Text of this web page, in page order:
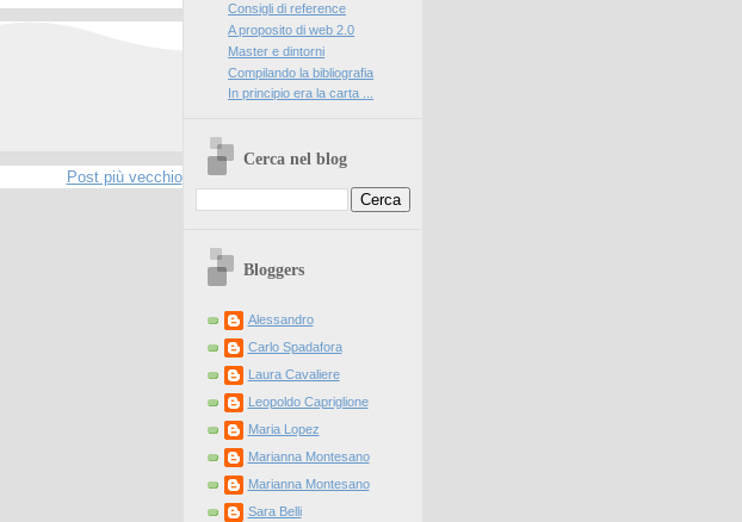
Post più vecchio
Consigli di reference
A proposito di web 2.0
Master e dintorni
Compilando la bibliografia
In principio era la carta ...
Cerca nel blog
Bloggers
Alessandro
Carlo Spadafora
Laura Cavaliere
Leopoldo Capriglione
Maria Lopez
Marianna Montesano
Marianna Montesano
Sara Belli